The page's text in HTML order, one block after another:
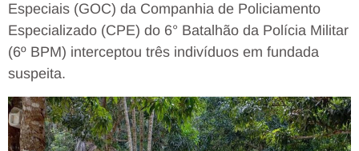
Especiais (GOC) da Companhia de Policiamento
Especializado (CPE) do 6° Batalhão da Polícia Militar
(6º BPM) interceptou três indivíduos em fundada
suspeita.